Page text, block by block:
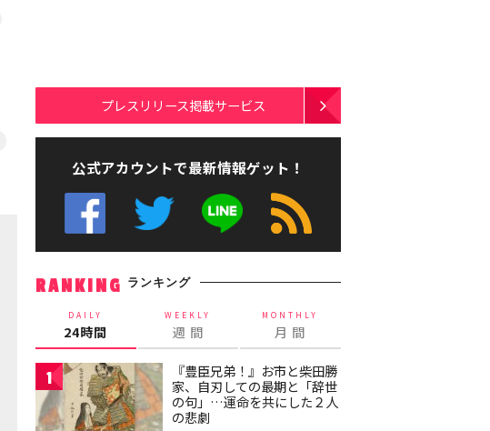
プレスリリース掲載サービス
公式アカウントで最新情報ゲット！
RANKING ランキング
DAILY
24時間
WEEKLY
週 間
MONTHLY
月 間
1
『豊臣兄弟！』お市と柴田勝
家、自刃しての最期と「辞世
の句」…運命を共にした２人
の悲劇